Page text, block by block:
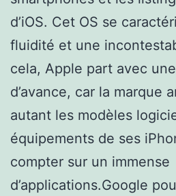
d’iOS. Cet OS se
fluidité et une
cela, Apple part avec
d’avance, car la marque
autant les modèles
équipements de ses
compter sur un immense
d’applications.Google